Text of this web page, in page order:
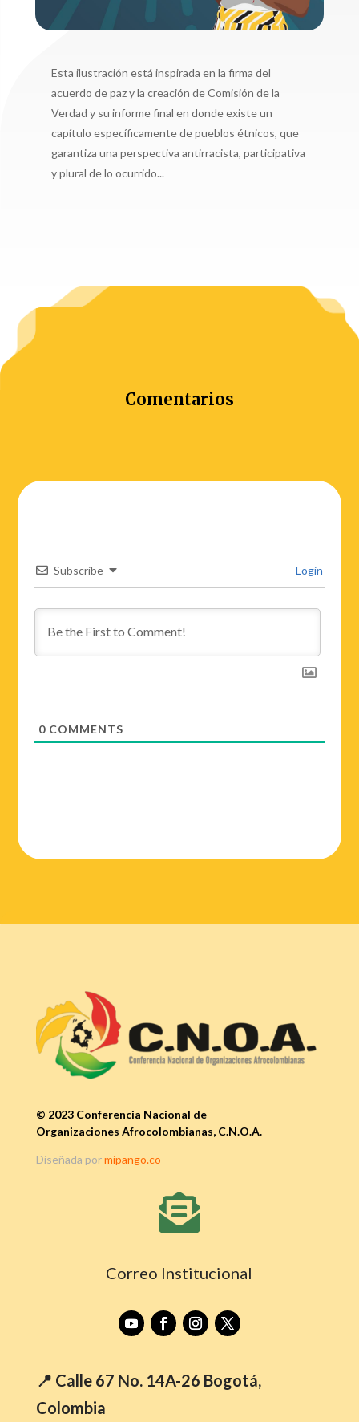
Esta ilustración está inspirada en la firma del
acuerdo de paz y la creación de Comisión de la
Verdad y su informe final en donde existe un
capítulo específicamente de pueblos étnicos, que
garantiza una perspectiva antirracista, participativa
y plural de lo ocurrido...
Comentarios
Subscribe Login
0 COMMENTS
© 2023 Conferencia Nacional de
Organizaciones Afrocolombianas, C.N.O.A.
Diseñada pormipango.co

Correo Institucional
📍 Calle 67 No. 14A-26 Bogotá,
Colombia